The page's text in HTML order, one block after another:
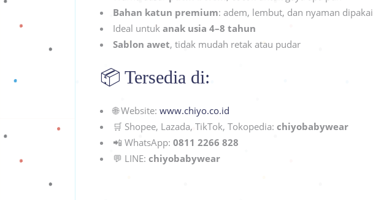
Bahan katun premium: adem, lembut, dan nyaman dipakai
Ideal untuk anak usia 4–8 tahun
Sablon awet, tidak mudah retak atau pudar
📦 Tersedia di:
🌐 Website: www.chiyo.co.id
🛒 Shopee, Lazada, TikTok, Tokopedia: chiyobabywear
📲 WhatsApp: 0811 2266 828
💬 LINE: chiyobabywear